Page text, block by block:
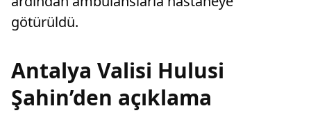
götürüldü.
Antalya Valisi Hulusi
Şahin’den açıklama